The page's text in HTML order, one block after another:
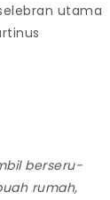
utama
berseru-
rumah,